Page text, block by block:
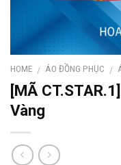
HOME / ÁO ĐỒNG PHỤC /
[MÃ
Vàng